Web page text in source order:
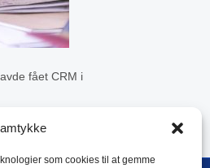
som cookies til at gemme
fået CRM i